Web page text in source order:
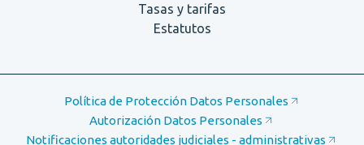
Tasas y tarifas
Estatutos
Política de Protección Datos Personales
Autorización Datos Personales
Notificaciones autoridades judiciales - administrativas